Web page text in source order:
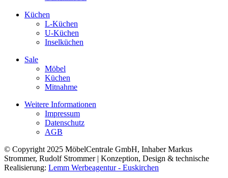
Küchen
L-Küchen
U-Küchen
Inselküchen
Sale
Möbel
Küchen
Mitnahme
Weitere Informationen
Impressum
Datenschutz
AGB
© Copyright 2025 MöbelCentrale GmbH, Inhaber Markus
Strommer, Rudolf Strommer | Konzeption, Design & technische
Realisierung: Lemm Werbeagentur - Euskirchen